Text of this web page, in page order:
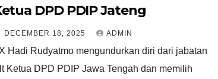
DPD PDIP Jateng
DECEMBER 18, 2025 ADMIN
Hadi Rudyatmo mengundurkan diri dari jabatan
Ketua DPD PDIP Jawa Tengah dan memilih